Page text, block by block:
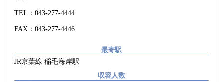
TEL：043-277-4444
FAX：043-277-4446
最寄駅
JR京葉線 稲毛海岸駅
収容人数